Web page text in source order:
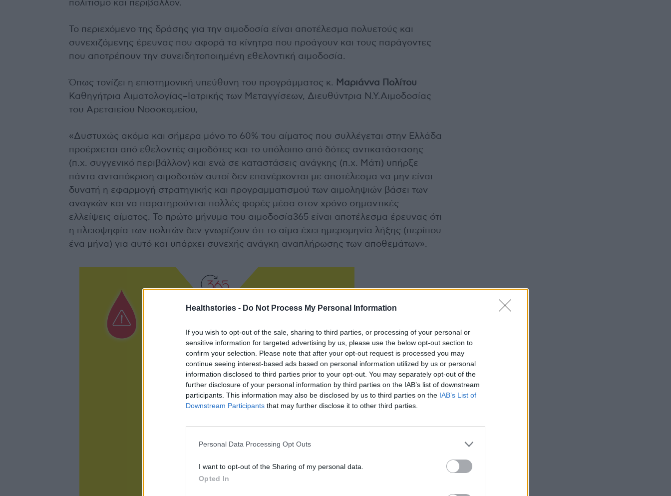
Healthstories - Do Not Process My Personal Information
If you wish to opt-out of the sale, sharing to third parties, or processing of your personal or
sensitive information for targeted advertising by us, please use the below opt-out section to
confirm your selection. Please note that after your opt-out request is processed you may
continue seeing interest-based ads based on personal information utilized by us or personal
information disclosed to third parties prior to your opt-out. You may separately opt-out of the
further disclosure of your personal information by third parties on the IAB’s list of downstream
participants. This information may also be disclosed by us to third parties on the IAB’s List of
Downstream Participants that may further disclose it to other third parties.
Personal Data Processing Opt Outs
I want to opt-out of the Sharing of my personal data.
Opted In
πολιτισμό και περιβάλλον.
Το περιεχόμενο της δράσης για την αιμοδοσία είναι αποτέλεσμα πολυετούς και
συνεχιζόμενης έρευνας που αφορά τα κίνητρα που προάγουν και τους παράγοντες
που αποτρέπουν την συνειδητοποιημένη εθελοντική αιμοδοσία.
Όπως τονίζει η επιστημονική υπεύθυνη του προγράμματος κ.
Μαριάννα Πολίτου
Καθηγήτρια Αιματολογίας–Ιατρικής των Μεταγγίσεων, Διευθύντρια Ν.Υ.Αιμοδοσίας
του Αρεταιείου Νοσοκομείου,
«Δυστυχώς ακόμα και σήμερα μόνο το 60% του αίματος που συλλέγεται στην Ελλάδα
προέρχεται από εθελοντές αιμοδότες και το υπόλοιπο από δότες αντικατάστασης
(π.χ. συγγενικό περιβάλλον) και ενώ σε καταστάσεις ανάγκης (π.χ. Μάτι) υπήρξε
πάντα ανταπόκριση αιμοδοτών αυτοί δεν επανέρχονται με αποτέλεσμα να μην είναι
δυνατή η εφαρμογή στρατηγικής και προγραμματισμού των αιμοληψιών βάσει των
αναγκών και να παρατηρούνται πολλές φορές μέσα στον χρόνο σημαντικές
ελλείψεις αίματος. Το πρώτο μήνυμα του αιμοδοσία365 είναι αποτέλεσμα έρευνας ότι
η πλειοψηφία των πολιτών δεν γνωρίζουν ότι το αίμα έχει ημερομηνία λήξης (περίπου
ένα μήνα) για αυτό και υπάρχει συνεχής ανάγκη αναπλήρωσης των αποθεμάτων».